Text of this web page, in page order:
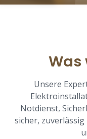
Was
Unsere
Notdienst,
sicher,